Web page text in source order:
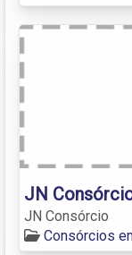
JN
JN Consórcio
Consórcios